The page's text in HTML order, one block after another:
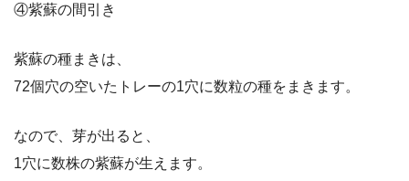
④紫蘇の間引き
紫蘇の種まきは、
72個穴の空いたトレーの1穴に数粒の種をまきます。
なので、芽が出ると、
1穴に数株の紫蘇が生えます。